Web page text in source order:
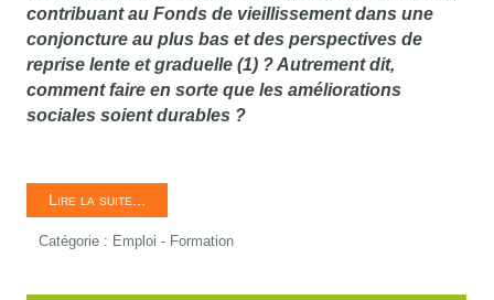
contribuant au Fonds de vieillissement dans une
conjoncture au plus bas et des perspectives de
reprise lente et graduelle (1) ? Autrement dit,
comment faire en sorte que les améliorations
sociales soient durables ?
Lire la suite...
Catégorie : Emploi - Formation